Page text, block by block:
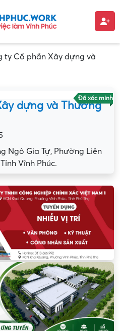
ty Cổ phần Xây dựng và
Đã xác minh
dựng và Thương
Ngô Gia Tự, Phường Liên
Vĩnh Phúc.